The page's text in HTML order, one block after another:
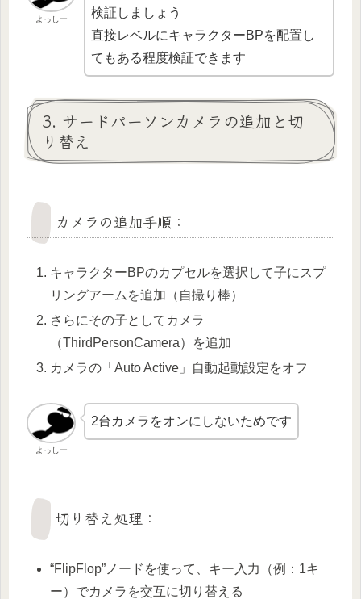
よっしー
検証しましょう
直接レベルにキャラクターBPを配置し
てもある程度検証できます
3. サードパーソンカメラの追加と切
り替え
カメラの追加手順：
キャラクターBPのカプセルを選択して子にスプ
リングアームを追加（自撮り棒）
さらにその子としてカメラ
（ThirdPersonCamera）を追加
カメラの「Auto Active」自動起動設定をオフ
よっしー
2台カメラをオンにしないためです
切り替え処理：
“FlipFlop”ノードを使って、キー入力（例：1キ
ー）でカメラを交互に切り替える